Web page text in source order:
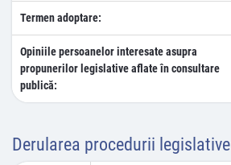
Termen adoptare:
Opiniile persoanelor interesate asupra
propunerilor legislative aflate în consultare
publică:
Derularea procedurii legislative